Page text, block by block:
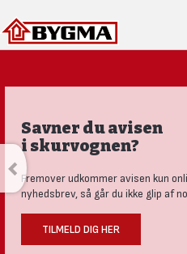
Savner du avisen
i skurvognen?
Fremover udkommer avisen kun
nyhedsbrev, så går du ikke glip af
TILMELD DIG HER